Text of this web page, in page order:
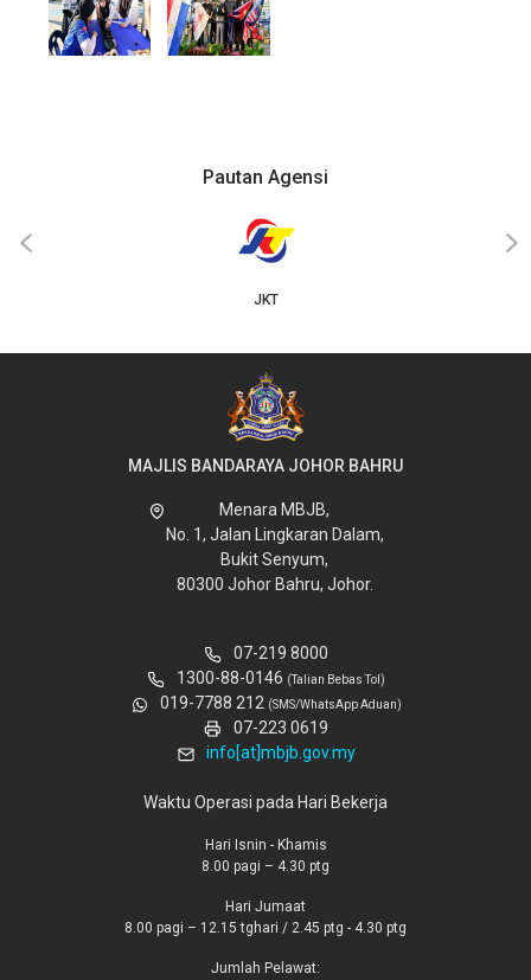
Pautan Agensi
JKT
‹ ›
MAJLIS BANDARAYA JOHOR BAHRU
Menara MBJB,
No. 1, Jalan Lingkaran Dalam,
Bukit Senyum,
80300 Johor Bahru, Johor.
07-219 8000
1300-88-0146 (Talian Bebas Tol)
019-7788 212 (SMS/WhatsApp Aduan)
07-223 0619
info[at]mbjb.gov.my
Waktu Operasi pada Hari Bekerja
Hari Isnin - Khamis
8.00 pagi – 4.30 ptg
Hari Jumaat
8.00 pagi – 12.15 tghari / 2.45 ptg - 4.30 ptg
Jumlah Pelawat: